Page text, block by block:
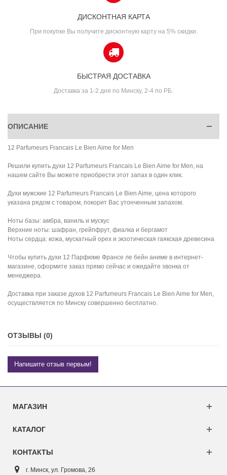
ДИСКОНТНАЯ КАРТА
При покупке Вы получите дисконтную карту на 5% скидки.
БЫСТРАЯ ДОСТАВКА
Доставка за 1-2 дня по Минску, 2-4 по РБ.
ОПИСАНИЕ
12 Parfumeurs Francais Le Bien Aime for Men
Решили купить духи 12 Parfumeurs Francais Le Bien Aime for Men, на
нашем сайте Вы можете приобрести этот запах в один клик.
Духи мужские 12 Parfumeurs Francais Le Bien Aime, цена которого
указана рядом с товаром, покорит Вас утонченным запахом.
Ноты базы: амбра, ваниль и мускус
Верхние ноты: шафран, грейпфрут, фиалка и бергамот
Ноты сердца: кожа, мускатный орех и экзотическая гаякская древесина
Чтобы купить духи 12 Парфюме Франсе ле бейн аниме в интернет-
магазине, оформите заказ прямо сейчас и ожидайте звонка от
менеджера.
Доставка при заказе духов 12 Parfumeurs Francais Le Bien Aime for Men,
осуществляется по Минску совершенно бесплатно.
ОТЗЫВЫ (0)
Напишите отзыв первым!
МАГАЗИН
КАТАЛОГ
КОНТАКТЫ
г. Минск, ул. Громова, 26